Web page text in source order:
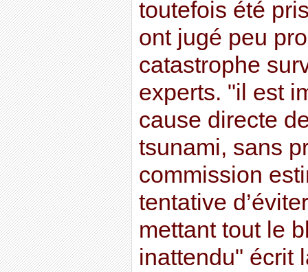
toutefois été
ont jugé peu
catastrophe
experts. "il est
cause directe
tsunami, sans
commission
tentative
mettant tout le
inattendu" écrit